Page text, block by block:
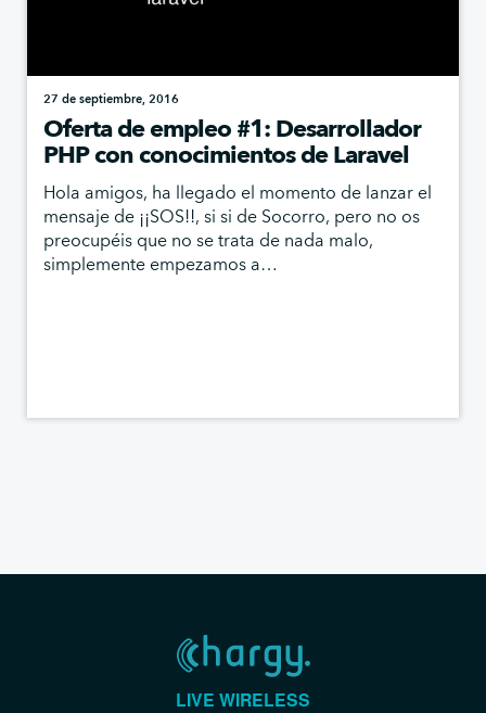
27 de septiembre, 2016
Oferta de empleo #1: Desarrollador
PHP con conocimientos de Laravel
Hola amigos, ha llegado el momento de lanzar el
mensaje de ¡¡SOS!!, si si de Socorro, pero no os
preocupéis que no se trata de nada malo,
simplemente empezamos a…
LIVE WIRELESS